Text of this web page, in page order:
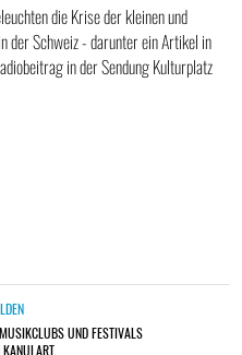
die Krise der kleinen und
der Schweiz - darunter ein Artikel in
in der Sendung Kulturplatz
UND FESTIVALS